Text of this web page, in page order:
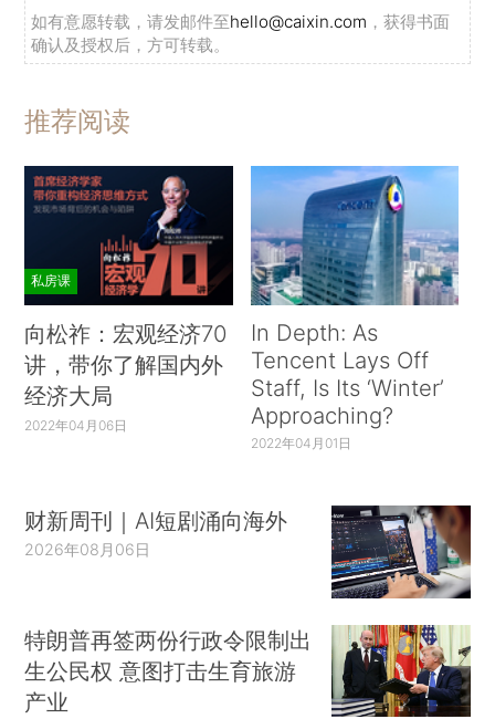
如有意愿转载，请发邮件至hello@caixin.com ，获得书面
确认及授权后，方可转载。
推荐阅读
私房课
向松祚：宏观经济70
讲，带你了解国内外
经济大局
2022年04月06日
In Depth: As
Tencent Lays Off
Staff, Is Its ‘Winter’
Approaching?
2022年04月01日
财新周刊｜AI短剧涌向海外
2026年08月06日
特朗普再签两份行政令限制出
生公民权 意图打击生育旅游
产业